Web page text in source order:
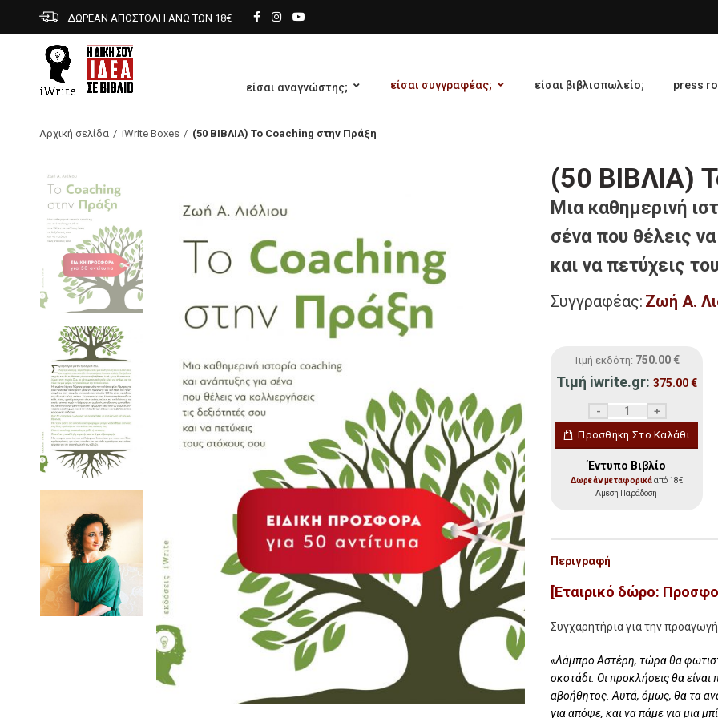
ΔΩΡΕΑΝ ΑΠΟΣΤΟΛΗ ΑΝΩ ΤΩΝ 18€
είσαι αναγνώστης; είσαι συγγραφέας; είσαι βιβλιοπωλείο; press
Αρχική σελίδα iWrite Boxes (50 ΒΙΒΛΙΑ) To Coaching στην Πράξη
(50 ΒΙΒΛΙΑ)
Μια καθημερινή
σένα που θέλεις
και να πετύχεις
Συγγραφέας: Ζωή Α.
Τιμή εκδότη: 750.00 €
Τιμή iwrite.gr: 375.00€
Προσθήκη Στο Καλάθι
Έντυπο Βιβλίο
Δωρεάν μεταφορικάαπό 18€
Αμεση Παράδοση
Περιγραφή
[Εταιρικό δώρο:
Συγχαρητήρια για την
«Λάμπρο Αστέρη, τώρα θα
σκοτάδι. Οι προκλήσεις θα
αβοήθητος. Αυτά, όμως, θα τα
για απόψε, και να πάμε για μια